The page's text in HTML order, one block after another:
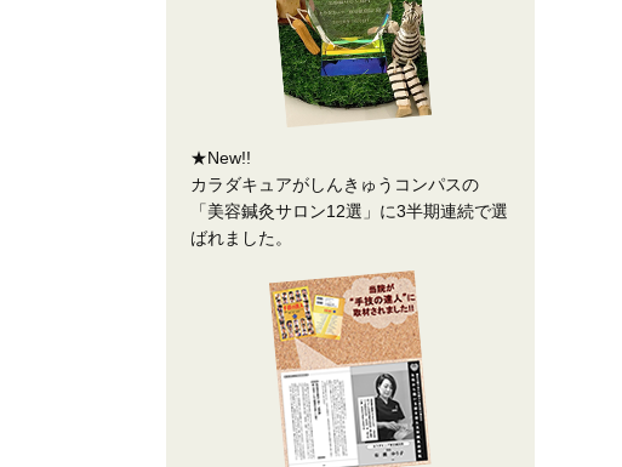
★New!!
カラダキュアがしんきゅうコンパスの
「美容鍼灸サロン12選」に3半期連続で選
ばれました。